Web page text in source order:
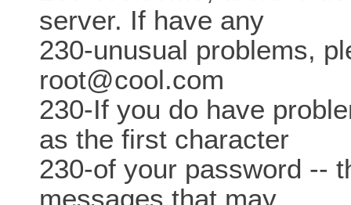
server. If have any
230-unusual problems,
root@cool.com
230-If you do have
as the first character
230-of your password --
messages that may